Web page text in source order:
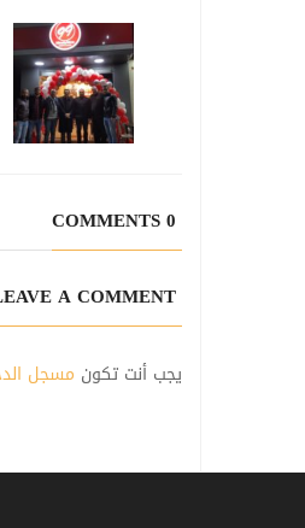
0 COMMENTS
A COMMENT
يجب أنت تكون مسجل